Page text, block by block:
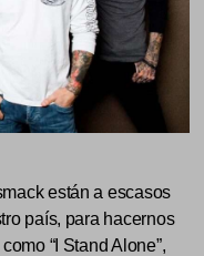
están a escasos
país, para hacernos
“I Stand Alone”,